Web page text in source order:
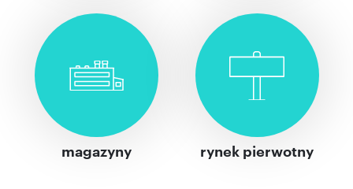
magazyny rynek pierwotny